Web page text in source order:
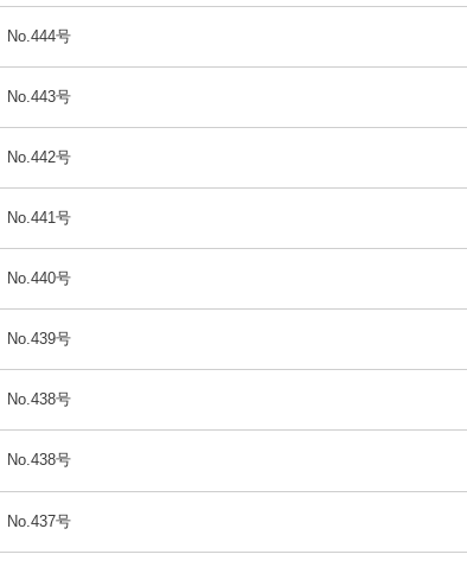
No.444号
No.443号
No.442号
No.441号
No.440号
No.439号
No.438号
No.438号
No.437号